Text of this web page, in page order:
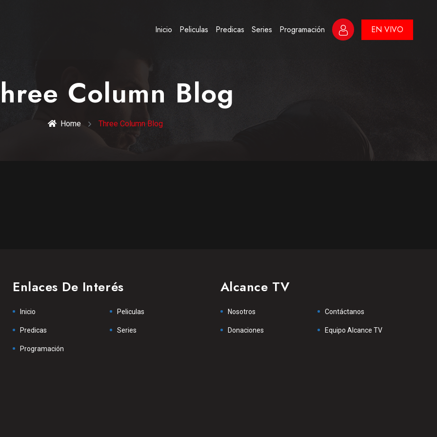
Inicio Peliculas Predicas Series Programación EN VIVO
Column Blog
Home Three Column Blog
Enlaces De Interés
Inicio Peliculas
Predicas Series
Programación
Alcance TV
Nosotros Contáctanos
Donaciones Equipo Alcance TV